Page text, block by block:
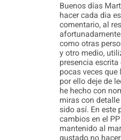
Buenos días
hacer cada dia
comentario, al
como otras
y otro medio,
presencia
pocas veces que
por ello deje de
he hecho con
miras con
sido así. En este
cambios en el
mantenido al
gustado no